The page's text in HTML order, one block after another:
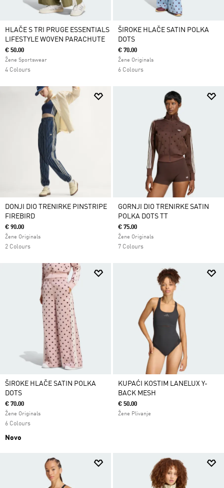
HLAČE S TRI PRUGE ESSENTIALS
LIFESTYLE WOVEN PARACHUTE
€ 50.00
Žene Sportswear
4 Colours
ŠIROKE HLAČE SATIN POLKA
DOTS
€ 70.00
Žene Originals
6 Colours
DONJI DIO TRENIRKE PINSTRIPE
FIREBIRD
€ 90.00
Žene Originals
2 Colours
GORNJI DIO TRENIRKE SATIN
POLKA DOTS TT
€ 75.00
Žene Originals
7 Colours
ŠIROKE HLAČE SATIN POLKA
DOTS
€ 70.00
Žene Originals
6 Colours
Novo
KUPAĆI KOSTIM LANELUX Y-
BACK MESH
€ 50.00
Žene Plivanje